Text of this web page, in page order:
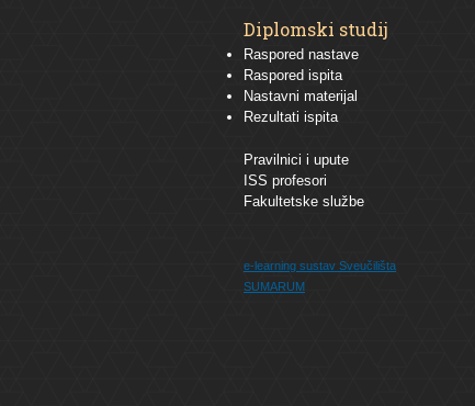
Diplomski studij
Raspored nastave
Raspored ispita
Nastavni materijal
Rezultati ispita
Pravilnici i upute
ISS profesori
Fakultetske službe
e-learning sustav Sveučilišta
SUMARUM